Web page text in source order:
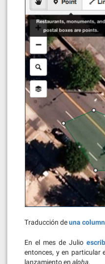
Traducción deuna
En el mes de Julio
entonces, y en particular
lanzamiento en alpha.